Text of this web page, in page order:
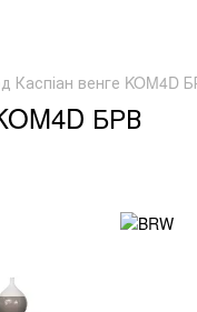
Каспіан венге KOM4D
БРВ